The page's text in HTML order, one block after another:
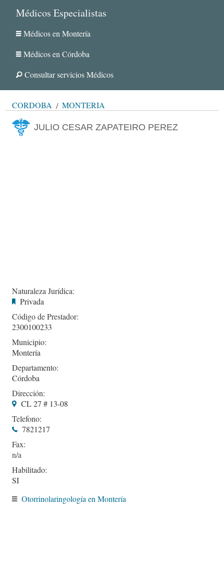
Médicos Especialistas
Médicos en Montería
Médicos en Córdoba
Consultar servicios Médicos
CÓRDOBA MONTERÍA
JULIO CESAR ZAPATEIRO PEREZ
Naturaleza Jurídica:
Privada
Código de Prestador:
2300100233
Municipio:
Montería
Departamento:
Córdoba
Dirección:
CL 27 # 13-08
Telefono:
7821217
Fax:
Habilitado:
SI
Otorrinolaringología en Montería